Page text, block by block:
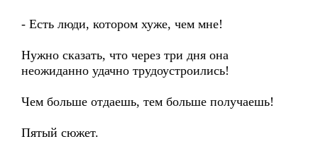
- Есть люди, котором хуже, чем мне!
Нужно сказать, что через три дня она
неожиданно удачно трудоустроились!
Чем больше отдаешь, тем больше получаешь!
Пятый сюжет.